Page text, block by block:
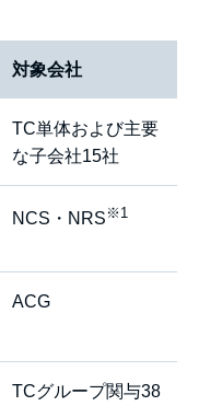
対象会社
TC単体および主要
な子会社15社
NCS・NRS ※1
ACG
TCグループ関与38